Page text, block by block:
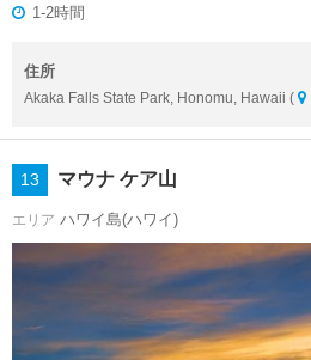
1-2時間
住所
Akaka Falls State Park, Honomu, Hawaii (
13 マウナ ケア山
エリア ハワイ島(ハワイ)